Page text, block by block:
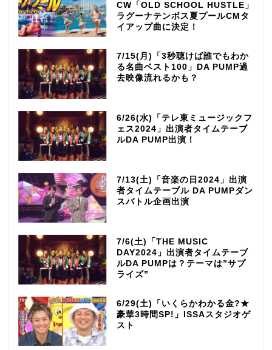
CW「OLD SCHOOL HUSTLE」
ラグーナテンボス夏プールCMタ
イアップ曲に決定！
7/15(月)「3秒聴けば誰でもわか
る名曲ベスト100」DA PUMP過
去映像流れるかも？
6/26(水)「テレ東ミュージックフ
ェス2024」出演者タイムテーブ
ルDA PUMP出演！
7/13(土)「音楽の日2024」出演
者タイムテーブル DA PUMPダン
スバトル企画出演
7/6(土)「THE MUSIC
DAY2024」出演者タイムテーブ
ルDA PUMPは？テーマは”サプ
ライズ”
6/29(土)「いくらかわかる金?★
豪華3時間SP!」ISSAスタジオゲ
スト